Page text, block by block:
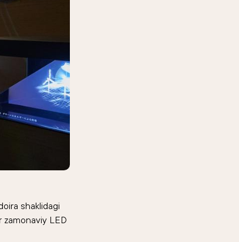
shaklidagi
zamonaviy LED